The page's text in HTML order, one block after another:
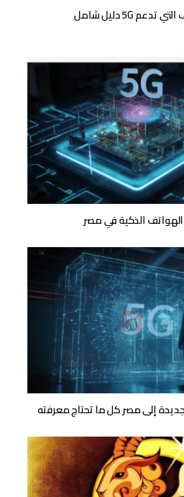
مميزات وعيوب الهواتف التي تدعم 5G دليل شامل